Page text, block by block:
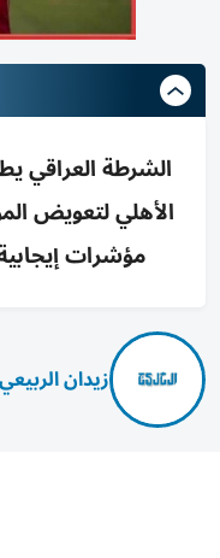
الشرطة
الأهلي لتعويض
مؤشرات
زيدان الربيعي